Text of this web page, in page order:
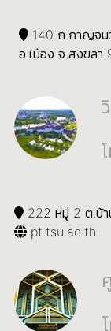
140 ถ.กาญจน
อ.เมือง จ.สงขลา
222 หมู่ 2 ต.บ้
pt.tsu.ac.th